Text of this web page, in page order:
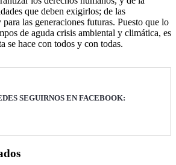
que deben exigirlos; de las
para las generaciones futuras. Puesto que lo
de aguda crisis ambiental y climática, es
se hace con todos y con todas.
SEGUIRNOS EN FACEBOOK: